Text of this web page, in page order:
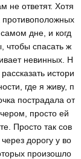
не ответят. Хотя
противоположных
дне, и когд
чтобы спасать ж
невинных. Н
истори
где я живу, п
пострадала от
просто ей
Просто так сов
дорогу у во
произошло